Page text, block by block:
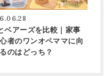
ベアーズを比較｜家事
者のワンオペママに向
のはどっち？